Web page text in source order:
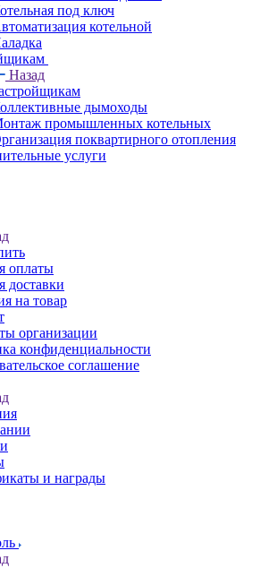
под ключ
котельной
Назад
дымоходы
промышленных котельных
поквартирного отопления
услуги
оплаты
доставки
на товар
организации
конфиденциальности
соглашение
и награды